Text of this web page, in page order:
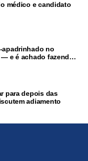
médico e candidato
apadrinhado no
— e é achado fazendo
para depois das
adiamento